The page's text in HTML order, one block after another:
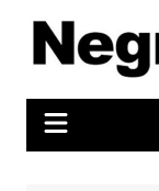
conteúdo